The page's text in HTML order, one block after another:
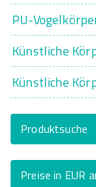
PU-
Künstliche
Künstliche
Produktsuche
Preise in EUR